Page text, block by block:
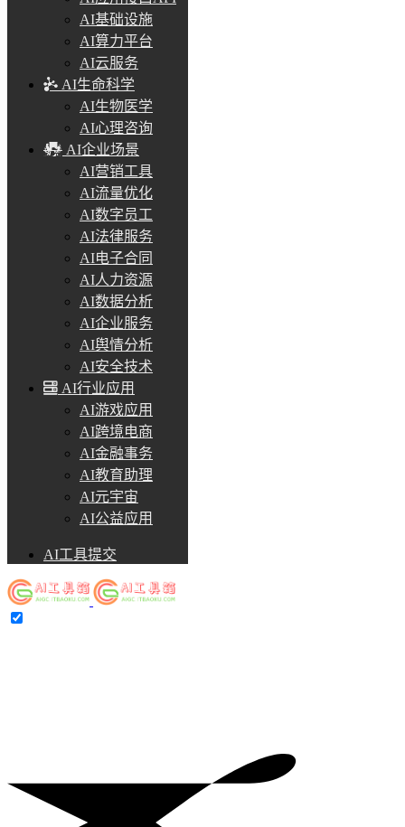
AI基础设施
AI算力平台
AI云服务
AI生命科学
AI生物医学
AI心理咨询
AI企业场景
AI营销工具
AI流量优化
AI数字员工
AI法律服务
AI电子合同
AI人力资源
AI数据分析
AI企业服务
AI舆情分析
AI安全技术
AI行业应用
AI游戏应用
AI跨境电商
AI金融事务
AI教育助理
AI元宇宙
AI公益应用
AI工具提交